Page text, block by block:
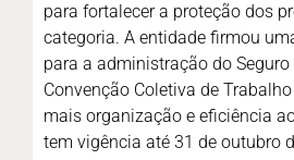
para fortalecer a proteção dos
categoria. A entidade firmou
para a administração do
Convenção Coletiva de
mais organização e eficiência
tem vigência até 31 de outubro